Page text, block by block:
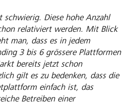
schwierig. Diese hohe Anzahl
relativiert werden. Mit Blick
man, dass es in jedem
3 bis 6 grössere Plattformen
bereits jetzt schon
gilt es zu bedenken, dass die
einfach ist, das
Betreiben einer